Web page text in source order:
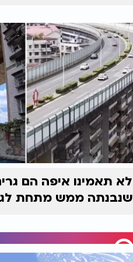
לא תאמינו איפה הם
שנבנתה ממש מתחת